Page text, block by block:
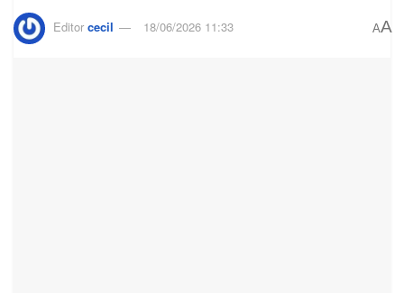
Editor cecil 18/06/2026 11:33 AA